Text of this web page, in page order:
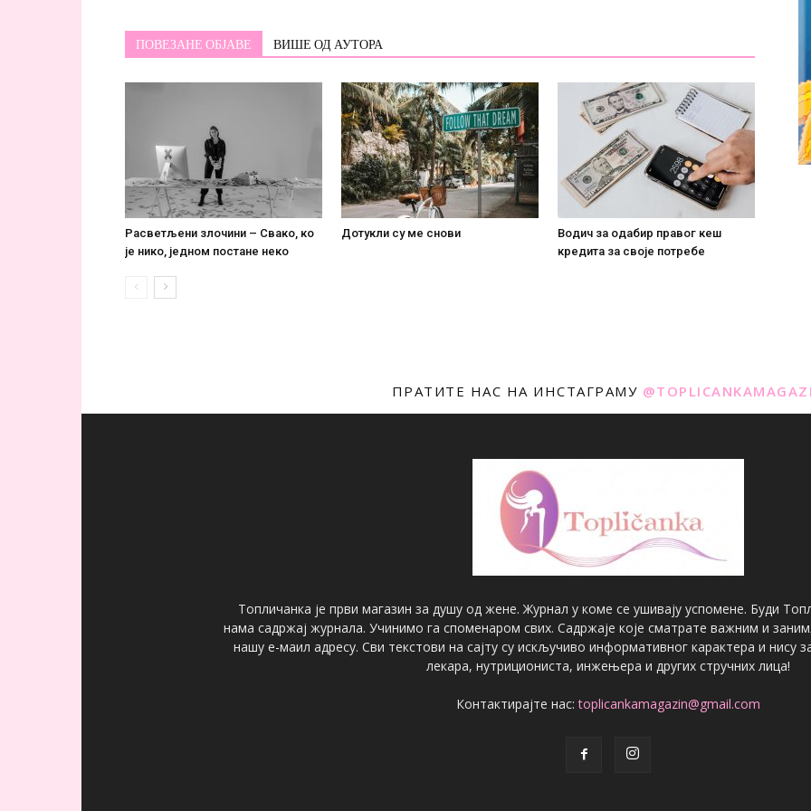
ПОВЕЗАНЕ ОБЈАВЕ ВИШЕ ОД АУТОРА
Расветљени злочини – Свако, ко
је нико, једном постане некo
Дотукли су ме снови
Водич за одабир правог кеш
кредита за своје потребе
ПРАТИТЕ НАС НА ИНСТАГРАМУ
Топличанка је први магазин за душу од жене. Журнал у коме се ушивају успомене. Буди
нама садржај журнала. Учинимо га споменаром свих. Садржаје које сматрате важним и
нашу е-маил адресу. Сви текстови на сајту су искључиво информативног карактера и
лекара, нутрициониста, инжењера и других стручних лица!
Контактирајте нас:toplicankamagazin@gmail.com